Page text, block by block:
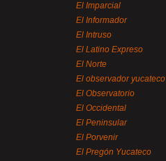
El Imparcial
El Informador
El Intruso
El Latino Expreso
El Norte
El observador yucateco
El Observatorio
El Occidental
El Peninsular
El Porvenir
El Pregón Yucateco